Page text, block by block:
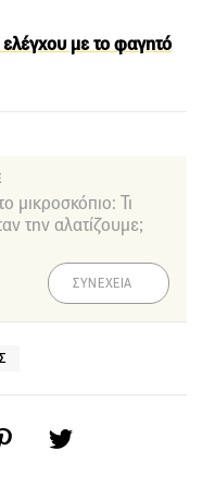
ελέγχου με το φαγητό
μικροσκόπιο: Τι
την αλατίζουμε;
ΣΥΝΕΧΕΙΑ